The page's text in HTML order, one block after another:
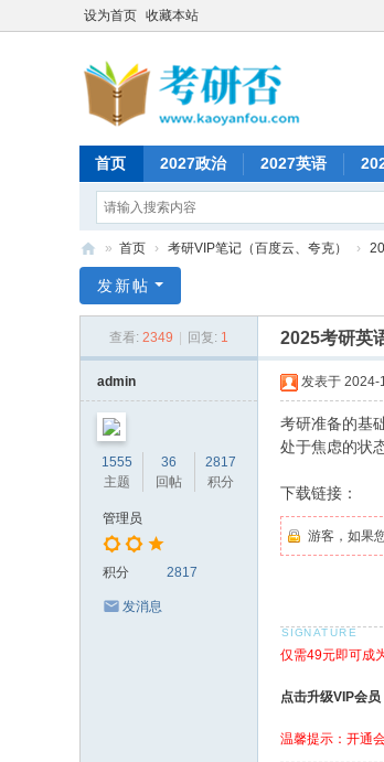
设为首页 收藏本站
首页 2027政治 2027英语
研
» 首页 › 考研VIP笔记（百度云、夸克） ›
发新帖
查看: 2349 回复: 1 2025考研英
admin
1555
主题
36
回帖
2817
积分
管理员
积分 2817
发消息
发表于 2024-
考研准备的基
处于焦虑的状
下载链接：
游客，如果
仅需49元即可成
点击升级VIP会
温馨提示：开通